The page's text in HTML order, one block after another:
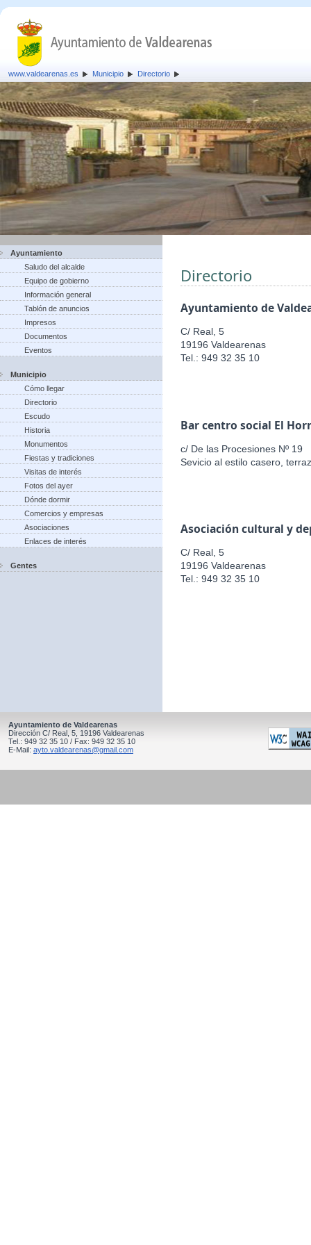
www.valdearenas.es Municipio Directorio
Ayuntamiento
Saludo del alcalde
Equipo de gobierno
Información general
Tablón de anuncios
Impresos
Documentos
Eventos
Municipio
Cómo llegar
Directorio
Escudo
Historia
Monumentos
Fiestas y tradiciones
Visitas de interés
Fotos del ayer
Dónde dormir
Comercios y empresas
Asociaciones
Enlaces de interés
Gentes
Directorio
Ayuntamiento de
C/ Real, 5
19196 Valdearenas
Tel.: 949 32 35 10
Bar centro social El
c/ De las Procesiones Nº 19
Sevicio al estilo casero,
Asociación cultural y
C/ Real, 5
19196 Valdearenas
Tel.: 949 32 35 10
Ayuntamiento de Valdearenas
Dirección C/ Real, 5, 19196 Valdearenas
Tel.: 949 32 35 10 / Fax: 949 32 35 10
E-Mail: ayto.valdearenas@gmail.com